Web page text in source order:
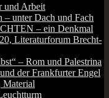
und Arbeit
– unter Dach und Fach
– ein Denkmal
Literaturforum Brecht-
– Rom und Palestrina
der Frankfurter Engel